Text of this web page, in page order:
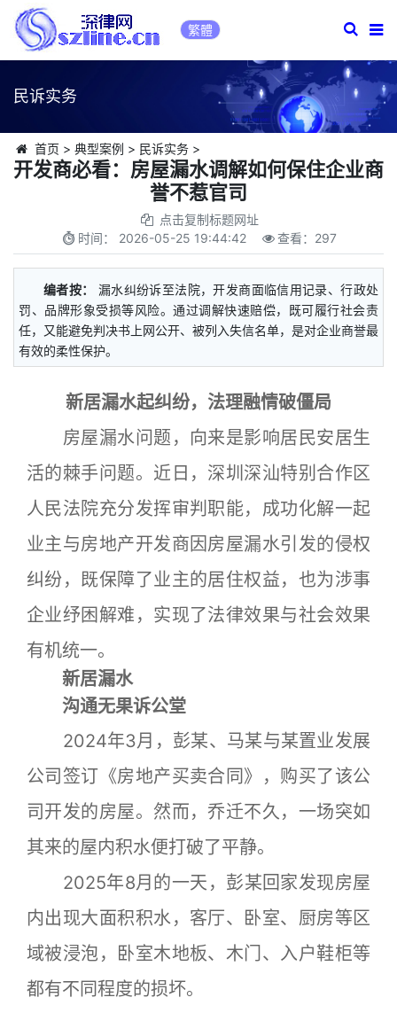
繁體
民诉实务
首页 > 典型案例 > 民诉实务>
开发商必看：房屋漏水调解如何保住企业商
誉不惹官司
点击复制标题网址
时间： 2026-05-25 19:44:42 查看： 297
编者按：
漏水纠纷诉至法院，开发商面临信用记录、行政处
罚、品牌形象受损等风险。通过调解快速赔偿，既可履行社会责
任，又能避免判决书上网公开、被列入失信名单，是对企业商誉最
有效的柔性保护。
新居漏水起纠纷，法理融情破僵局
房屋漏水问题，向来是影响居民安居生
活的棘手问题。近日，深圳深汕特别合作区
人民法院充分发挥审判职能，成功化解一起
业主与房地产开发商因房屋漏水引发的侵权
纠纷，既保障了业主的居住权益，也为涉事
企业纾困解难，实现了法律效果与社会效果
有机统一。
新居漏水
沟通无果诉公堂
2024年3月，彭某、马某与某置业发展
公司签订《房地产买卖合同》，购买了该公
司开发的房屋。然而，乔迁不久，一场突如
其来的屋内积水便打破了平静。
2025年8月的一天，彭某回家发现房屋
内出现大面积积水，客厅、卧室、厨房等区
域被浸泡，卧室木地板、木门、入户鞋柜等
都有不同程度的损坏。